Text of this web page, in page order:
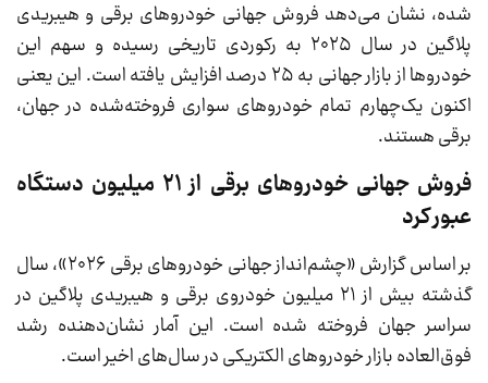
شده، نشان می‌دهد فروش جهانی خودروهای برقی و هیبریدی
پلاگین در سال ۲۰۲۵ به رکوردی تاریخی رسیده و سهم این
خودروها از بازار جهانی به ۲۵ درصد افزایش یافته است. این یعنی
اکنون یک‌چهارم تمام خودروهای سواری فروخته‌شده در جهان،
برقی هستند.
فروش جهانی خودروهای برقی از ۲۱ میلیون دستگاه
عبور کرد
بر اساس گزارش «چشم‌انداز جهانی خودروهای برقی ۲۰۲۶»، سال
گذشته بیش از ۲۱ میلیون خودروی برقی و هیبریدی پلاگین در
سراسر جهان فروخته شده است. این آمار نشان‌دهنده رشد
فوق‌العاده بازار خودروهای الکتریکی در سال‌های اخیر است.